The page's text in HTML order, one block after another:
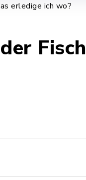
erledige ich wo?